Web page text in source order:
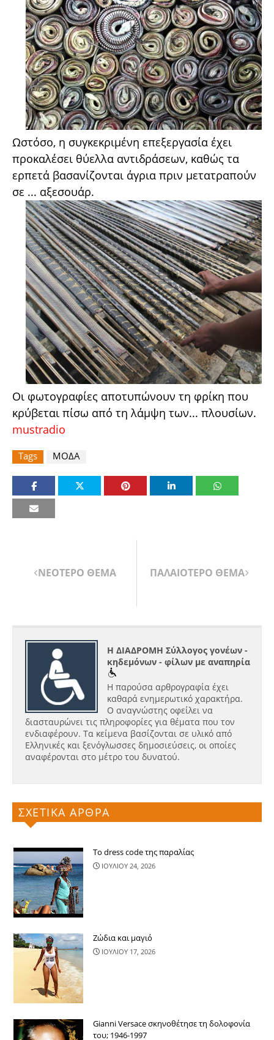
Ωστόσο, η συγκεκριμένη επεξεργασία έχει
προκαλέσει θύελλα αντιδράσεων, καθώς τα
ερπετά βασανίζονται άγρια πριν μετατραπούν
σε ... αξεσουάρ.
Οι φωτογραφίες αποτυπώνουν τη φρίκη που
κρύβεται πίσω από τη λάμψη των... πλουσίων.
mustradio
Tags ΜΟΔΑ
ΝΕΟΤΕΡΟ ΘΕΜΑ ΠΑΛΑΙΟΤΕΡΟ ΘΕΜΑ
Η ΔΙΑΔΡΟΜΗ Σύλλογος γονέων -
κηδεμόνων - φίλων με αναπηρία
Η παρούσα αρθρογραφία έχει
καθαρά ενημερωτικό χαρακτήρα.
Ο αναγνώστης οφείλει να
διασταυρώνει τις πληροφορίες για θέματα που τον
ενδιαφέρουν. Τα κείμενα βασίζονται σε υλικό από
Ελληνικές και ξενόγλωσσες δημοσιεύσεις, οι οποίες
αναφέρονται στο μέτρο του δυνατού.
ΣΧΕΤΙΚΑ ΑΡΘΡΑ
Το dress code της παραλίας
ΙΟΥΛΙΟΥ 24, 2026
Ζώδια και μαγιό
ΙΟΥΛΙΟΥ 17, 2026
Gianni Versace σκηνοθέτησε τη δολοφονία
του; 1946-1997